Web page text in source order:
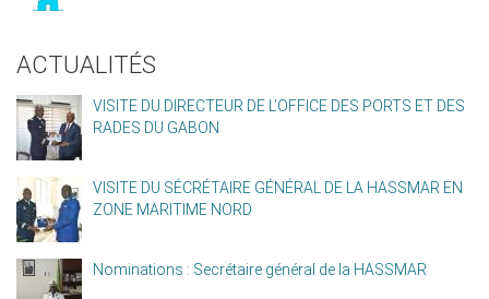
ACTUALITÉS
VISITE DU DIRECTEUR DE L’OFFICE DES PORTS ET DES
RADES DU GABON
VISITE DU SÉCRÉTAIRE GÉNÉRAL DE LA HASSMAR EN
ZONE MARITIME NORD
Nominations : Secrétaire général de la HASSMAR